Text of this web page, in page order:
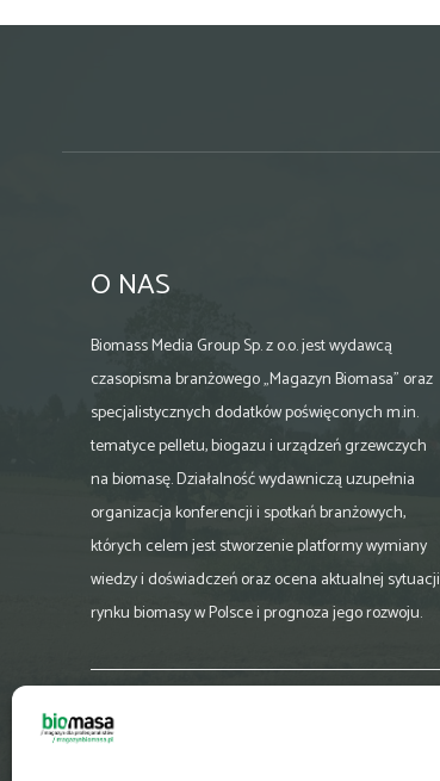
O NAS
Biomass Media Group Sp. z o.o. jest wydawcą
czasopisma branżowego „Magazyn Biomasa” oraz
specjalistycznych dodatków poświęconych m.in.
tematyce pelletu, biogazu i urządzeń grzewczych
na biomasę. Działalność wydawniczą uzupełnia
organizacja konferencji i spotkań branżowych,
których celem jest stworzenie platformy wymiany
wiedzy i doświadczeń oraz ocena aktualnej sytuacji
rynku biomasy w Polsce i prognoza jego rozwoju.
biuro@magazynbiomasa.pl